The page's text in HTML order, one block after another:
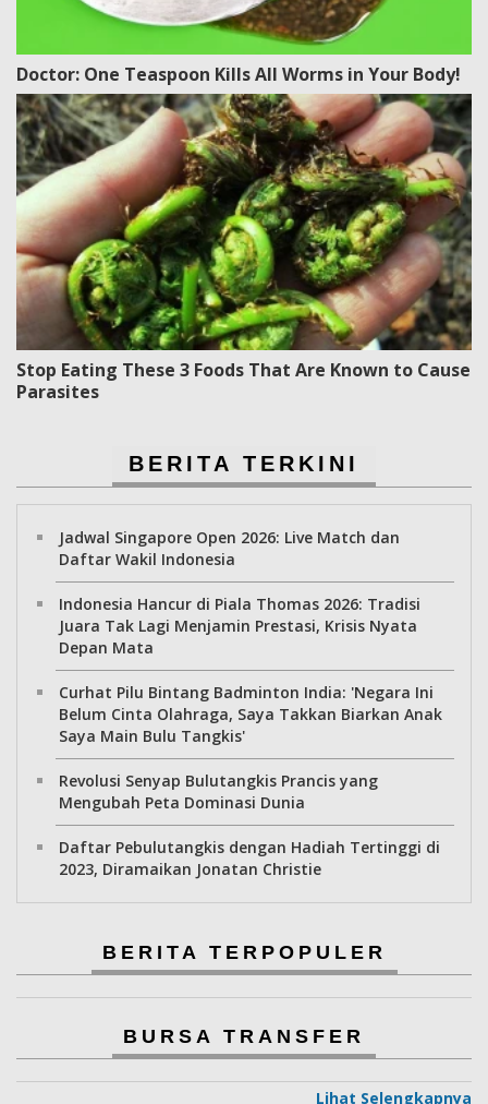
Doctor: One Teaspoon Kills All Worms in Your Body!
Stop Eating These 3 Foods That Are Known to Cause
Parasites
BERITA TERKINI
Jadwal Singapore Open 2026: Live Match dan
Daftar Wakil Indonesia
Indonesia Hancur di Piala Thomas 2026: Tradisi
Juara Tak Lagi Menjamin Prestasi, Krisis Nyata
Depan Mata
Curhat Pilu Bintang Badminton India: 'Negara Ini
Belum Cinta Olahraga, Saya Takkan Biarkan Anak
Saya Main Bulu Tangkis'
Revolusi Senyap Bulutangkis Prancis yang
Mengubah Peta Dominasi Dunia
Daftar Pebulutangkis dengan Hadiah Tertinggi di
2023, Diramaikan Jonatan Christie
BERITA TERPOPULER
BURSA TRANSFER
Lihat Selengkapnya